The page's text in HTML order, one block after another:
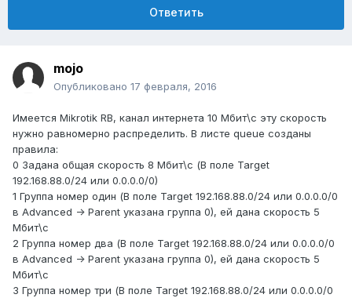
Ответить
mojo
Опубликовано 17 февраля, 2016
Имеется Mikrotik RB, канал интернета 10 Мбит\с эту скорость
нужно равномерно распределить. В листе queue созданы
правила:
0 Задана общая скорость 8 Мбит\с (В поле Target
192.168.88.0/24 или 0.0.0.0/0)
1 Группа номер один (В поле Target 192.168.88.0/24 или 0.0.0.0/0
в Advanced -> Parent указана группа 0), ей дана скорость 5
Мбит\с
2 Группа номер два (В поле Target 192.168.88.0/24 или 0.0.0.0/0
в Advanced -> Parent указана группа 0), ей дана скорость 5
Мбит\с
3 Группа номер три (В поле Target 192.168.88.0/24 или 0.0.0.0/0